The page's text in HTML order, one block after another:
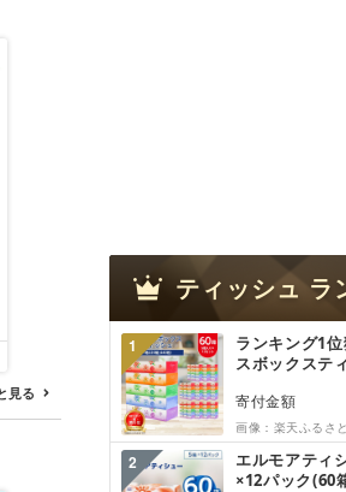
見る
ティッシュ ラ
1
ランキング1
スボックステ
セット)_ ティ
ュペーパー 日
活用品 まとめ
地域:離島・沖
寄付金額
画像：楽天ふるさ
2
エルモアティ
×12パック(60